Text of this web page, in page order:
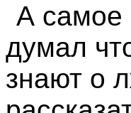
А самое
думал
знают о